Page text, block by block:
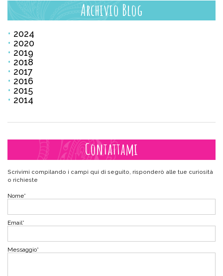
Archivio Blog
2024
2020
2019
2018
2017
2016
2015
2014
Contattami
Scrivimi compilando i campi qui di seguito, risponderò alle tue curiosità
o richieste
Nome*
Email*
Messaggio*